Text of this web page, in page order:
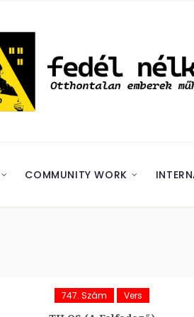
COMMUNITY WORK
747. Szám Vers